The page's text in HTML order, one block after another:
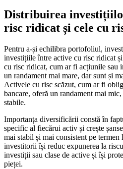
Distribuirea
risc ridicat și cele cu
Pentru a-și echilibra portofoliul,
investițiile între active cu risc ridicat
cu risc ridicat, cum ar fi acțiunile sau
un randament mai mare, dar sunt și
Activele cu risc scăzut, cum ar fi
bancare, oferă un randament mai
stabile.
Importanța diversificării constă în
specific al fiecărui activ și crește
mai stabil și mai consistent pe
investitorii își reduc expunerea la
investiții sau clase de active și își
pieței.